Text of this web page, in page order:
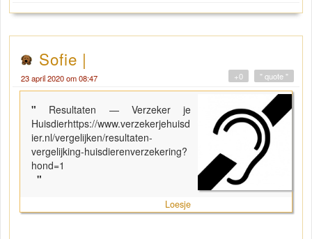
Sofie |
23 april 2020 om 08:47 " quote "
+0
" Resultaten — Verzeker je
Huisdierhttps://www.verzekerjehuisd
ier.nl/vergelijken/resultaten-
vergelijking-huisdierenverzekering?
hond=1
"
Loesje